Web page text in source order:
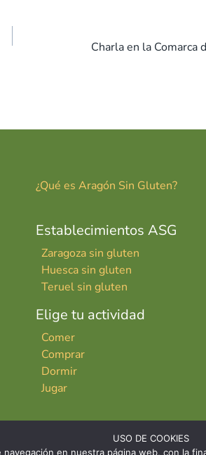
Charla en la Comarca
¿Qué es Aragón Sin Gluten?
Establecimientos ASG
Zaragoza sin gluten
Huesca sin gluten
Teruel sin gluten
Elige tu actividad
Comer
Comprar
Dormir
Jugar
USO DE COOKIES
en nuestra página web, con la